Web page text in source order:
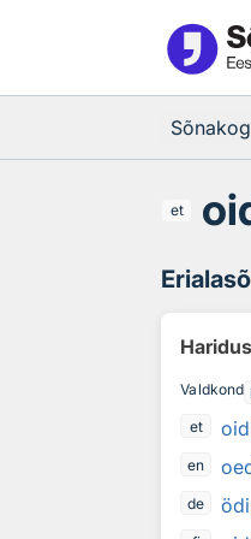
et
Valdkond
et
en
de